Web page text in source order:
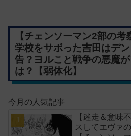
【チェンソーマン2部の
学校をサボった吉田はデ
告？ヨルこと戦争の悪魔
は？【弱体化】
今月の人気記事
【迷走＆意味
スしてエヴァ